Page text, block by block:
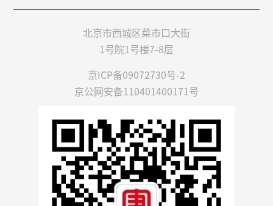
北京市西城区菜市口大街
1号院1号楼7-8层
京ICP备09072730号-2
京公网安备110401400171号